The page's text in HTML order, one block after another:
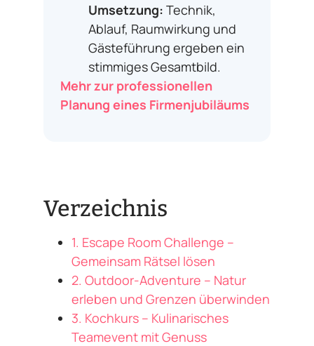
Umsetzung: Technik,
Ablauf, Raumwirkung und
Gästeführung ergeben ein
stimmiges Gesamtbild.
Mehr zur professionellen
Planung eines Firmenjubiläums
Verzeichnis
1. Escape Room Challenge –
Gemeinsam Rätsel lösen
2. Outdoor-Adventure – Natur
erleben und Grenzen überwinden
3. Kochkurs – Kulinarisches
Teamevent mit Genuss